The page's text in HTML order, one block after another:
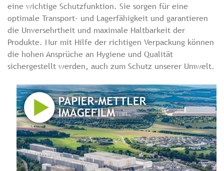
eine wichtige Schutzfunktion. Sie sorgen für eine
optimale Transport- und Lagerfähigkeit und garantieren
die Unversehrtheit und maximale Haltbarkeit der
Produkte. Nur mit Hilfe der richtigen Verpackung können
die hohen Ansprüche an Hygiene und Qualität
sichergestellt werden, auch zum Schutz unserer Umwelt.